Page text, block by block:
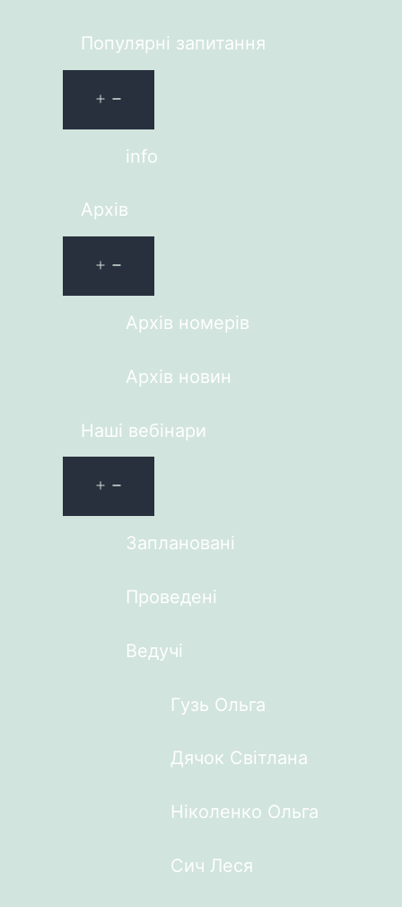
Популярні запитання
info
Архів
Архів номерів
Архів новин
Наші вебінари
Заплановані
Проведені
Ведучі
Гузь Ольга
Дячок Світлана
Ніколенко Ольга
Сич Леся